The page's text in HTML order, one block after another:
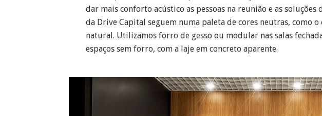
dar mais conforto acústico as pessoas na reunião e as
da Drive Capital seguem numa paleta de cores neutras, como
natural. Utilizamos forro de gesso ou modular nas salas
espaços sem forro, com a laje em concreto aparente.